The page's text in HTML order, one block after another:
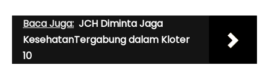
Baca Juga: JCH Diminta Jaga
KesehatanTergabung dalam Kloter
10